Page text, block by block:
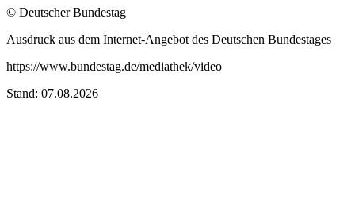
© Deutscher Bundestag
Ausdruck aus dem Internet-Angebot des Deutschen Bundestages
https://www.bundestag.de/mediathek/video
Stand: 07.08.2026